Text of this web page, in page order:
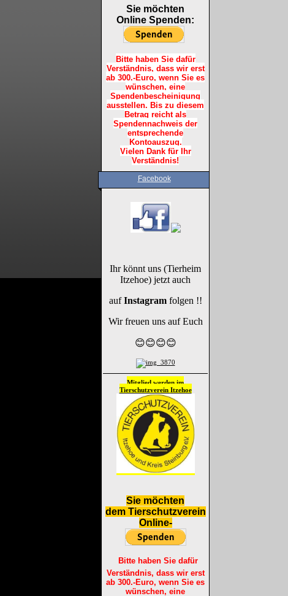
Sie möchten
Online Spenden:
Bitte haben Sie dafür
Verständnis, dass wir erst
ab 300.-Euro, wenn Sie es
wünschen, eine
Spendenbescheinigung
ausstellen. Bis zu diesem
Betrag reicht als
Spendennachweis der
entsprechende
Kontoauszug.
Vielen Dank für Ihr
Verständnis!
Facebook
Ihr könnt uns (Tierheim
Itzehoe) jetzt auch
aufInstagramfolgen !!
Wir freuen uns auf Euch
😊😊😊😊
Mitglied werden im
Tierschutzverein Itzehoe
Sie möchten
dem Tierschutzverein
Online-
Bitte haben Sie dafür
Verständnis, dass wir erst
ab 300.-Euro, wenn Sie es
wünschen, eine